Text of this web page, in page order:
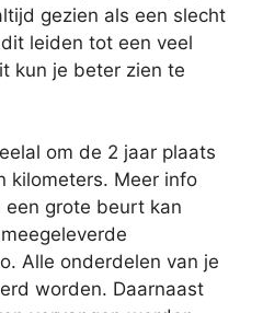
gezien als een slecht
leiden tot een veel
kun je beter zien te
om de 2 jaar plaats
kilometers. Meer info
een grote beurt kan
Alle onderdelen van je
worden. Daarnaast